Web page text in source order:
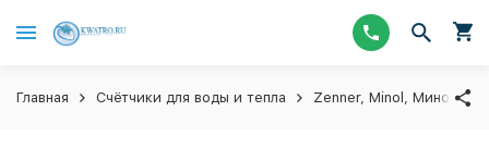
Главная Счётчики для воды и тепла Zenner, Minol, Миномесс